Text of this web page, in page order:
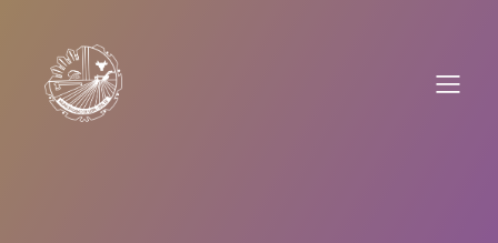
contenido